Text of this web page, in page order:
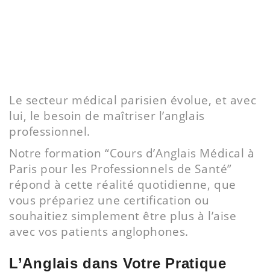
Le secteur médical parisien évolue, et avec
lui, le besoin de maîtriser l’anglais
professionnel.
Notre formation “Cours d’Anglais Médical à
Paris pour les Professionnels de Santé”
répond à cette réalité quotidienne, que
vous prépariez une certification ou
souhaitiez simplement être plus à l’aise
avec vos patients anglophones.
L’Anglais dans Votre Pratique